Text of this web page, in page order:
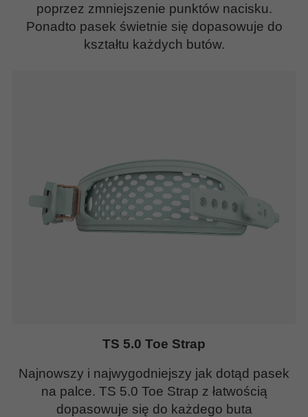
poprzez zmniejszenie punktów nacisku.
Ponadto pasek świetnie się dopasowuje do
kształtu każdych butów.
TS 5.0 Toe Strap
Najnowszy i najwygodniejszy jak dotąd pasek
na palce. TS 5.0 Toe Strap z łatwością
dopasowuje się do każdego buta